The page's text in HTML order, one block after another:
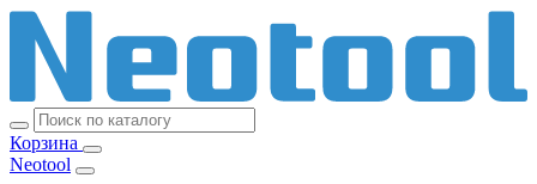
Корзина
Neotool